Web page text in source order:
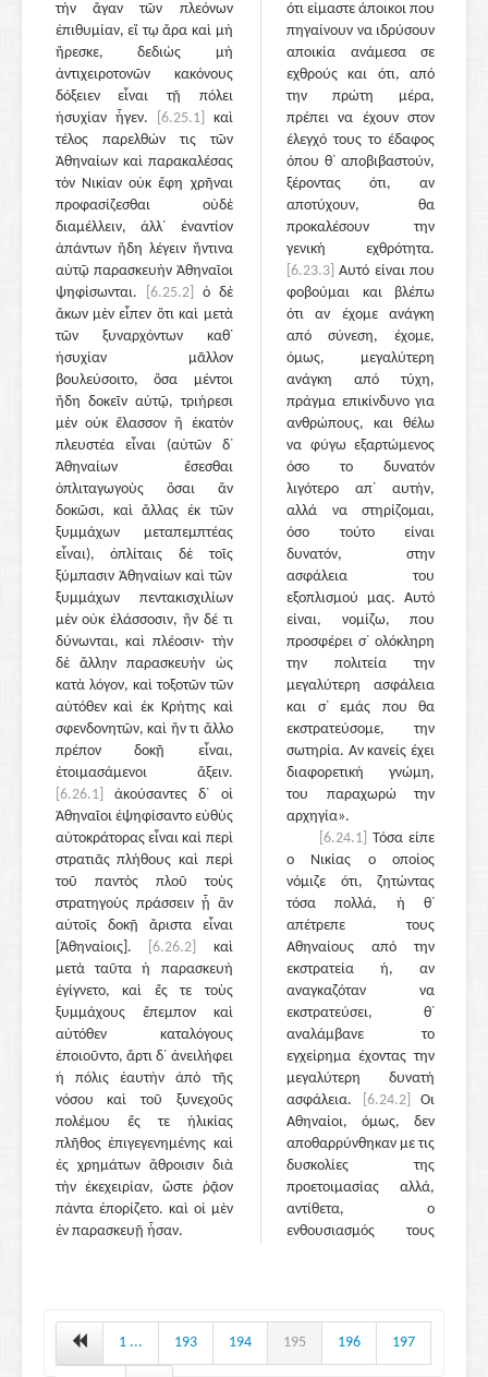
τὴν ἄγαν τῶν πλεόνων
ἐπιθυμίαν, εἴ τῳ ἄρα καὶ μὴ
ἤρεσκε, δεδιὼς μὴ
ἀντιχειροτονῶν κακόνους
δόξειεν εἶναι τῇ πόλει
ἡσυχίαν ἦγεν.
[6.25.1]
καὶ
τέλος παρελθών τις τῶν
Ἀθηναίων καὶ παρακαλέσας
τὸν Νικίαν οὐκ ἔφη χρῆναι
προφασίζεσθαι οὐδὲ
διαμέλλειν, ἀλλ᾽ ἐναντίον
ἁπάντων ἤδη λέγειν ἥντινα
αὐτῷ παρασκευὴν Ἀθηναῖοι
ψηφίσωνται.
[6.25.2]
ὁ δὲ
ἄκων μὲν εἶπεν ὅτι καὶ μετὰ
τῶν ξυναρχόντων καθ᾽
ἡσυχίαν μᾶλλον
βουλεύσοιτο, ὅσα μέντοι
ἤδη δοκεῖν αὐτῷ, τριήρεσι
μὲν οὐκ ἔλασσον ἢ ἑκατὸν
πλευστέα εἶναι (αὐτῶν δ᾽
Ἀθηναίων ἔσεσθαι
ὁπλιταγωγοὺς ὅσαι ἂν
δοκῶσι, καὶ ἄλλας ἐκ τῶν
ξυμμάχων μεταπεμπτέας
εἶναι), ὁπλίταις δὲ τοῖς
ξύμπασιν Ἀθηναίων καὶ τῶν
ξυμμάχων πεντακισχιλίων
μὲν οὐκ ἐλάσσοσιν, ἢν δέ τι
δύνωνται, καὶ πλέοσιν· τὴν
δὲ ἄλλην παρασκευὴν ὡς
κατὰ λόγον, καὶ τοξοτῶν τῶν
αὐτόθεν καὶ ἐκ Κρήτης καὶ
σφενδονητῶν, καὶ ἤν τι ἄλλο
πρέπον δοκῇ εἶναι,
ἑτοιμασάμενοι ἄξειν.
[6.26.1]
ἀκούσαντες δ᾽ οἱ
Ἀθηναῖοι ἐψηφίσαντο εὐθὺς
αὐτοκράτορας εἶναι καὶ περὶ
στρατιᾶς πλήθους καὶ περὶ
τοῦ παντὸς πλοῦ τοὺς
στρατηγοὺς πράσσειν ᾗ ἂν
αὐτοῖς δοκῇ ἄριστα εἶναι
[Ἀθηναίοις].
[6.26.2]
καὶ
μετὰ ταῦτα ἡ παρασκευὴ
ἐγίγνετο, καὶ ἔς τε τοὺς
ξυμμάχους ἔπεμπον καὶ
αὐτόθεν καταλόγους
ἐποιοῦντο, ἄρτι δ᾽ ἀνειλήφει
ἡ πόλις ἑαυτὴν ἀπὸ τῆς
νόσου καὶ τοῦ ξυνεχοῦς
πολέμου ἔς τε ἡλικίας
πλῆθος ἐπιγεγενημένης καὶ
ἐς χρημάτων ἅθροισιν διὰ
τὴν ἐκεχειρίαν, ὥστε ῥᾷον
πάντα ἐπορίζετο. καὶ οἱ μὲν
ἐν παρασκευῇ ἦσαν.
ότι είμαστε άποικοι που
πηγαίνουν να ιδρύσουν
αποικία ανάμεσα σε
εχθρούς και ότι, από
την πρώτη μέρα,
πρέπει να έχουν στον
έλεγχό τους το έδαφος
όπου θ᾽ αποβιβαστούν,
ξέροντας ότι, αν
αποτύχουν, θα
προκαλέσουν την
γενική εχθρότητα.
[6.23.3] Αυτό είναι που
φοβούμαι και βλέπω
ότι αν έχομε ανάγκη
από σύνεση, έχομε,
όμως, μεγαλύτερη
ανάγκη από τύχη,
πράγμα επικίνδυνο για
ανθρώπους, και θέλω
να φύγω εξαρτώμενος
όσο το δυνατόν
λιγότερο απ᾽ αυτήν,
αλλά να στηρίζομαι,
όσο τούτο είναι
δυνατόν, στην
ασφάλεια του
εξοπλισμού μας. Αυτό
είναι, νομίζω, που
προσφέρει σ᾽ ολόκληρη
την πολιτεία την
μεγαλύτερη ασφάλεια
και σ᾽ εμάς που θα
εκστρατεύσομε, την
σωτηρία. Αν κανείς έχει
διαφορετική γνώμη,
του παραχωρώ την
αρχηγία».
[6.24.1] Τόσα είπε
ο Νικίας ο οποίος
νόμιζε ότι, ζητώντας
τόσα πολλά, ή θ᾽
απέτρεπε τους
Αθηναίους από την
εκστρατεία ή, αν
αναγκαζόταν να
εκστρατεύσει, θ᾽
αναλάμβανε το
εγχείρημα έχοντας την
μεγαλύτερη δυνατή
ασφάλεια.
[6.24.2]
Οι
Αθηναίοι, όμως, δεν
αποθαρρύνθηκαν με τις
δυσκολίες της
προετοιμασίας αλλά,
αντίθετα, ο
ενθουσιασμός τους
που περίμενε ο Νικίας.
Οι Αθηναίοι θεώρησαν
ότι οι συμβουλές του
1 ... 193 194 195 196 197